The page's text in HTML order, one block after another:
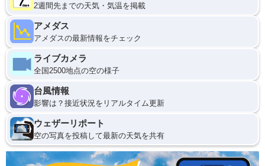
2週間先までの天気・気温を掲載
アメダス
アメダスの最新情報をチェック
ライブカメラ
全国2500地点の空の様子
台風情報
影響は？接近状況をリアルタイム更新
ウェザーリポート
空の写真を投稿して最新の天気を共有